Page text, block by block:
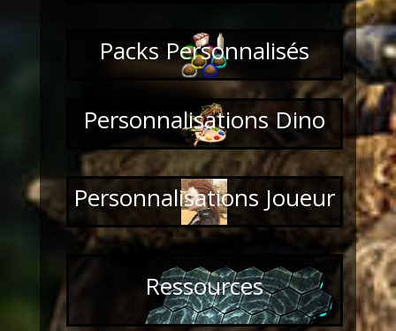
Packs Personnalisés
Personnalisations Dino
Personnalisations Joueur
Ressources